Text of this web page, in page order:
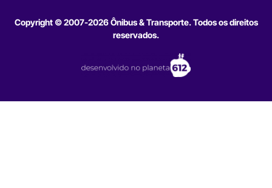
Copyright © 2007-2026 Ônibus & Transporte. Todos os direitos
reservados.